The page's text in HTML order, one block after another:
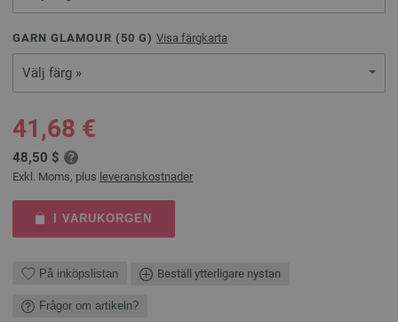
GARN GLAMOUR ( 50 G) Visa färgkarta
Välj färg »
41,68 €
48,50 $
Exkl. Moms, plus leveranskostnader
I VARUKORGEN
På inköpslistan Beställ ytterligare nystan
Frågor om artikeln?